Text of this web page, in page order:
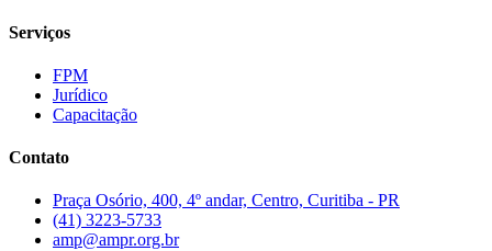
Serviços
FPM
Jurídico
Capacitação
Contato
Praça Osório, 400, 4º andar, Centro, Curitiba - PR
(41) 3223-5733
amp@ampr.org.br